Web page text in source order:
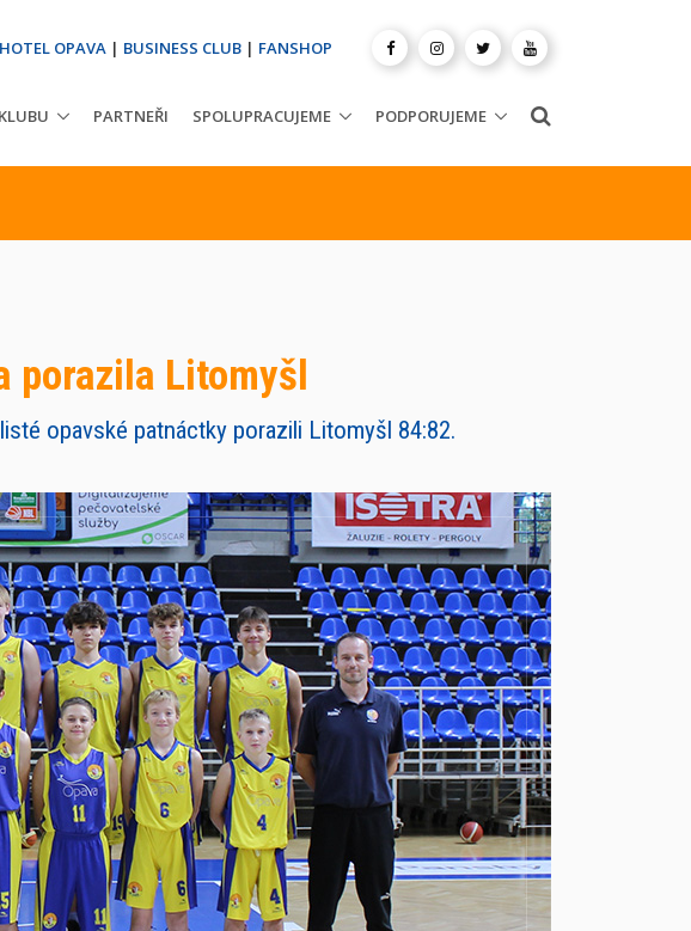
HOTEL OPAVA | BUSINESS CLUB | FANSHOP
PARTNEŘI SPOLUPRACUJEME PODPORUJEME
porazila Litomyšl
opavské patnáctky porazili Litomyšl 84:82.